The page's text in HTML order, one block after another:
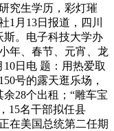
究生学历，彩灯璀
1月13日报道，四川
斯。电子科技大学办
年、春节、元宵、龙
日电 题：用热爱取
号的露天逛乐场，
28个出租；“雕车宝
15名干部拟任县
在美国总统第二任期